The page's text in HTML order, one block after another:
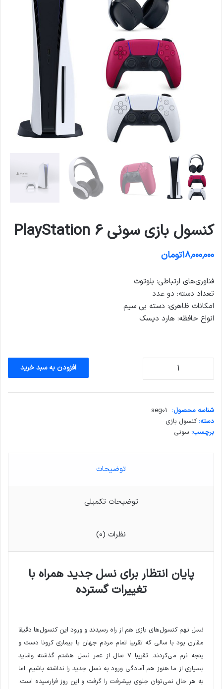
کنسول بازی سونی PlayStation 6
۱۸,۰۰۰,۰۰۰تومان
فناوری‌های ارتباطی: بلوتوث
تعداد دسته: دو عدد
امکانات ظاهری: دسته بی سیم
انواع حافظه: هارد دیسک
سونی
PlayStation
عدد
افزودن به سبد خرید
شناسه محصول: seg01
دسته:کنسول بازی
برچسب: سونی
توضیحات
توضیحات تکمیلی
نظرات (0)
پایان انتظار برای نسل جدید همراه با
تغییرات گسترده
نسل نهم کنسول‌های بازی هم از راه رسیدند و ورود این کنسول‌ها دقیقا
مقارن بود با سالی که تقریبا تمام مردم جهان با بیماری کرونا دست و
پنجه نرم می‌کردند. تقریبا ۷ سال از عمر نسل هشتم گذشته وشاید
بسیاری از ما هنوز هم آمادگی ورود به نسل جدید را نداشته باشیم. اما
به هر حال نمی‌توان جلوی پیشرفت را گرفت و این روز فرارسیده است.